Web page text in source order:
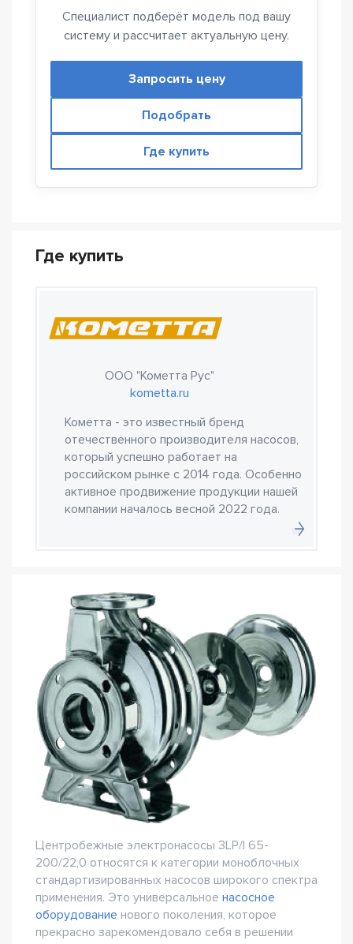
Специалист подберёт модель под вашу
систему и рассчитает актуальную цену.
Запросить цену
Подобрать
Где купить
Где купить
ООО "Кометта Рус"
kometta.ru
Кометта - это известный бренд
отечественного производителя насосов,
который успешно работает на
российском рынке с 2014 года. Особенно
активное продвижение продукции нашей
компании началось весной 2022 года.
Центробежные электронасосы 3LP/I 65-
200/22,0 относятся к категории моноблочных
стандартизированных насосов широкого спектра
применения. Это универсальное насосное
оборудование нового поколения, которое
прекрасно зарекомендовало себя в решении